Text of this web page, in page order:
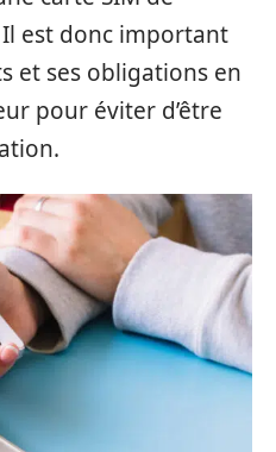
est donc important
et ses obligations en
pour éviter d’être